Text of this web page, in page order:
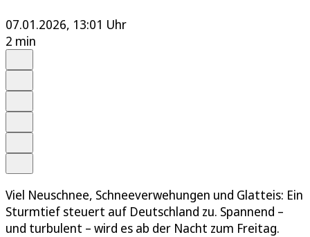
07.01.2026, 13:01 Uhr
2 min
Viel Neuschnee, Schneeverwehungen und Glatteis: Ein
Sturmtief steuert auf Deutschland zu. Spannend –
und turbulent – wird es ab der Nacht zum Freitag.